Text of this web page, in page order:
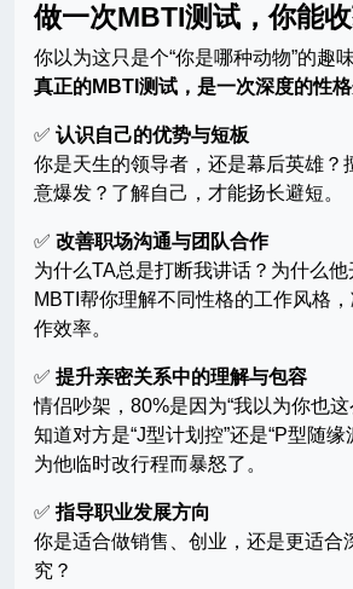
做一次MBTI测试，你能
你以为这只是个“你是哪种动物”的趣
真正的MBTI测试，是一次深度的性格
✅ 认识自己的优势与短板
你是天生的领导者，还是幕后英雄？
意爆发？了解自己，才能扬长避短。
✅ 改善职场沟通与团队合作
为什么TA总是打断我讲话？为什么他
MBTI帮你理解不同性格的工作风格
作效率。
✅ 提升亲密关系中的理解与包容
情侣吵架，80%是因为“我以为你也这
知道对方是“J型计划控”还是“P型随缘
为他临时改行程而暴怒了。
✅指导职业发展方向
你是适合做销售、创业，还是更适合
究？